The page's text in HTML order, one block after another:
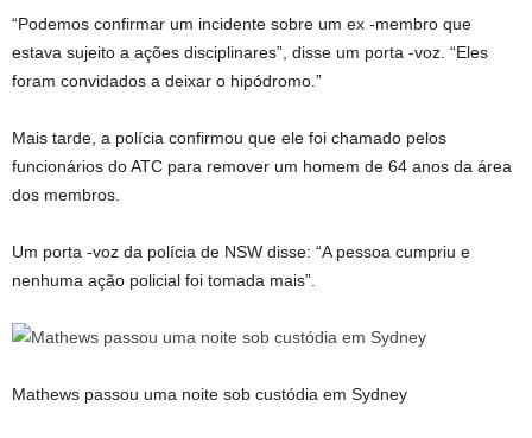
“Podemos confirmar um incidente sobre um ex -membro que
estava sujeito a ações disciplinares”, disse um porta -voz. “Eles
foram convidados a deixar o hipódromo.”
Mais tarde, a polícia confirmou que ele foi chamado pelos
funcionários do ATC para remover um homem de 64 anos da área
dos membros.
Um porta -voz da polícia de NSW disse: “A pessoa cumpriu e
nenhuma ação policial foi tomada mais”.
Mathews passou uma noite sob custódia em Sydney